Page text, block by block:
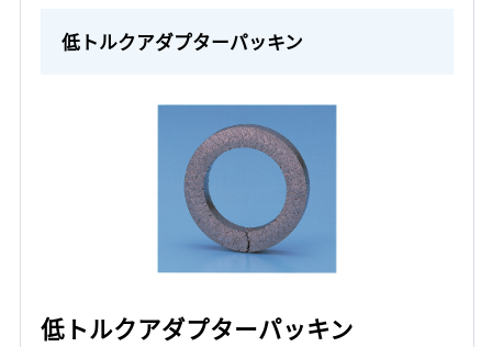
低トルクアダプターパッキン
低トルクアダプターパッキン